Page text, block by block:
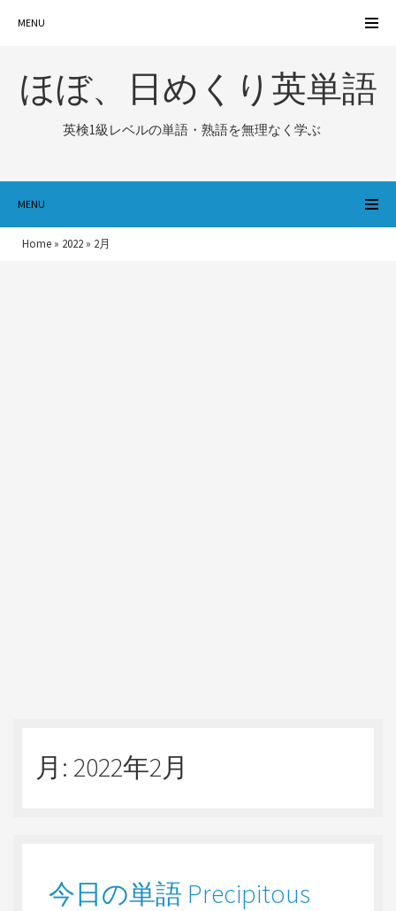
MENU
ほぼ、日めくり英単語
英検1級レベルの単語・熟語を無理なく学ぶ
MENU
Home » 2022 » 2月
月: 2022年2月
今日の単語 Precipitous